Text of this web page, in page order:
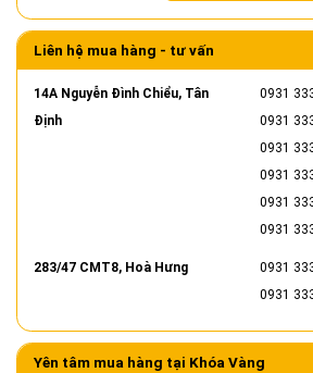
Liên hệ mua hàng - tư vấn
14A Nguyễn Đình Chiểu, Tân
Định
0931
0931
0931
0931
0931
0931
283/47 CMT8, Hoà Hưng 0931
0931
Yên tâm mua hàng tại Khóa Vàng